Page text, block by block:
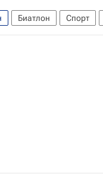
Биатлон Спорт
союз биатлонистов (IBU)